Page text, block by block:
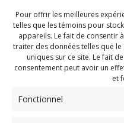
Pour offrir les meilleures
telles que les témoins pour
appareils. Le fait de consentir
traiter des données telles que
uniques sur ce site. Le fait
consentement peut avoir un
et
Fonctionnel